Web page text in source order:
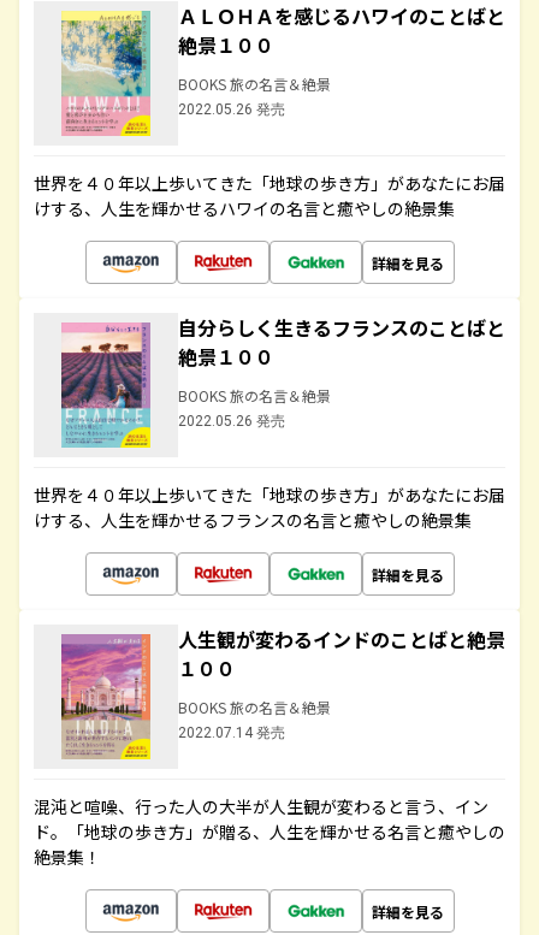
ＡＬＯＨＡを感じるハワイのことばと
絶景１００
BOOKS 旅の名言＆絶景
2022.05.26 発売
世界を４０年以上歩いてきた「地球の歩き方」があなたにお届
けする、人生を輝かせるハワイの名言と癒やしの絶景集
詳細を見る
自分らしく生きるフランスのことばと
絶景１００
BOOKS 旅の名言＆絶景
2022.05.26 発売
世界を４０年以上歩いてきた「地球の歩き方」があなたにお届
けする、人生を輝かせるフランスの名言と癒やしの絶景集
詳細を見る
人生観が変わるインドのことばと絶景
１００
BOOKS 旅の名言＆絶景
2022.07.14 発売
混沌と喧噪、行った人の大半が人生観が変わると言う、イン
ド。「地球の歩き方」が贈る、人生を輝かせる名言と癒やしの
絶景集！
詳細を見る